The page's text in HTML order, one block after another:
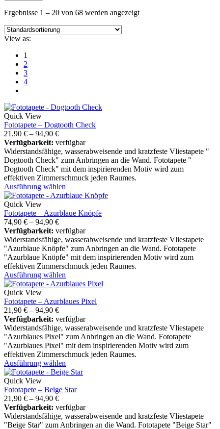
Ergebnisse 1 – 20 von 68 werden angezeigt
View as:
1
2
3
4
Quick View
Fototapete – Dogtooth Check
21,90 € – 94,90 €
Verfügbarkeit: verfügbar
Widerstandsfähige, wasserabweisende und kratzfeste Vliestapete "
Dogtooth Check" zum Anbringen an die Wand. Fototapete "
Dogtooth Check" mit dem inspirierenden Motiv wird zum
effektiven Zimmerschmuck jeden Raumes.
Ausführung wählen
Quick View
Fototapete – Azurblaue Knöpfe
74,90 € – 94,90 €
Verfügbarkeit: verfügbar
Widerstandsfähige, wasserabweisende und kratzfeste Vliestapete
"Azurblaue Knöpfe" zum Anbringen an die Wand. Fototapete
"Azurblaue Knöpfe" mit dem inspirierenden Motiv wird zum
effektiven Zimmerschmuck jeden Raumes.
Ausführung wählen
Quick View
Fototapete – Azurblaues Pixel
21,90 € – 94,90 €
Verfügbarkeit: verfügbar
Widerstandsfähige, wasserabweisende und kratzfeste Vliestapete
"Azurblaues Pixel" zum Anbringen an die Wand. Fototapete
"Azurblaues Pixel" mit dem inspirierenden Motiv wird zum
effektiven Zimmerschmuck jeden Raumes.
Ausführung wählen
Quick View
Fototapete – Beige Star
21,90 € – 94,90 €
Verfügbarkeit: verfügbar
Widerstandsfähige, wasserabweisende und kratzfeste Vliestapete
"Beige Star" zum Anbringen an die Wand. Fototapete "Beige Star"